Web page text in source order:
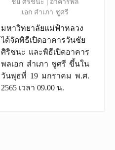
ชัย ศิริชนะ
อาคารพล
เอก สำเภา ชูศรี
มหาวิทยาลัยแม่ฟ้าหลวง
ได้จัดพิธีเปิดอาคารวันชัย
ศิริชนะ และพิธีเปิดอาคาร
พลเอก สำเภา ชูศรี ขึ้นใน
วันพุธที่ 19 มกราคม พ.ศ.
2565 เวลา 09.00 น.